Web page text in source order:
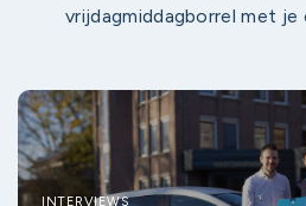
vrijdagmiddagborrel met je
INTERVIEWS